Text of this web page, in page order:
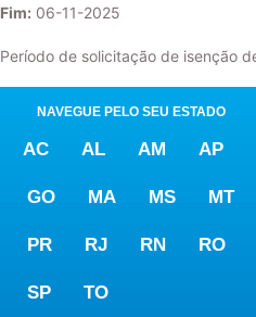
Fim: 06-11-2025
Período de solicitação de isenção
NAVEGUE PELO SEU ESTADO
AC AL AM AP
GO MA MS MT
PR RJ RN RO
SP TO